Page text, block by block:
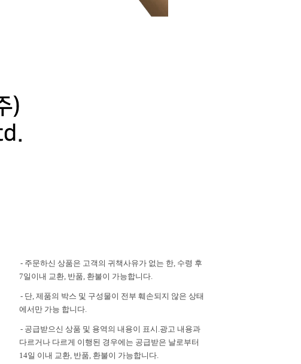
- 주문하신 상품은 고객의 귀책사유가 없는 한, 수령 후
7일이내 교환, 반품, 환불이 가능합니다.
- 단, 제품의 박스 및 구성물이 전부 훼손되지 않은 상태
에서만 가능 합니다.
- 공급받으신 상품 및 용역의 내용이 표시.광고 내용과
다르거나 다르게 이행된 경우에는 공급받은 날로부터
14일 이내 교환, 반품, 환불이 가능합니다.